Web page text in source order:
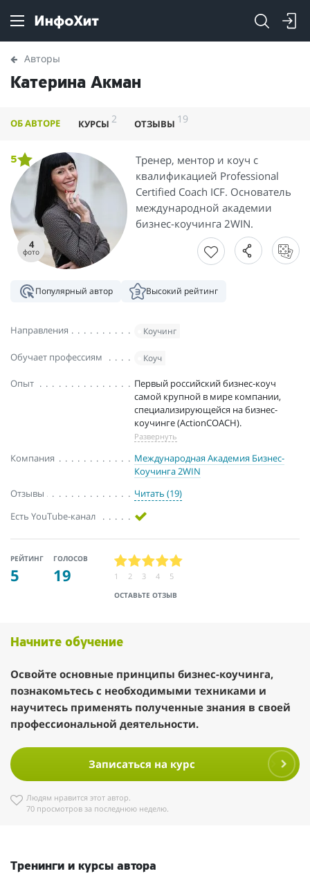
Авторы
Катерина Акман
ОБ АВТОРЕ КУРСЫ 2 ОТЗЫВЫ 19
4
фото
5
Тренер, ментор и коуч с
квалификацией Professional
Certified Coach ICF. Основатель
международной академии
бизнес-коучинга 2WIN.
Популярный автор Высокий рейтинг
Направления Коучинг
Обучает профессиям Коуч
Опыт
Первый российский бизнес-коуч
самой крупной в мире компании,
специализирующейся на бизнес-
коучинге (ActionCOACH).
Развернуть
Компания
Международная Академия Бизнес-
Коучинга 2WIN
Отзывы
Читать (19)
Есть YouTube-канал
РЕЙТИНГ
5
ГОЛОСОВ
19
ОСТАВЬТЕ ОТЗЫВ
1 2 3 4 5
Начните обучение
Освойте основные принципы бизнес-коучинга,
познакомьтесь с необходимыми техниками и
научитесь применять полученные знания в своей
профессиональной деятельности.
Записаться на курс
Людям нравится этот автор.
70 просмотров за последнюю неделю.
Тренинги и курсы автора